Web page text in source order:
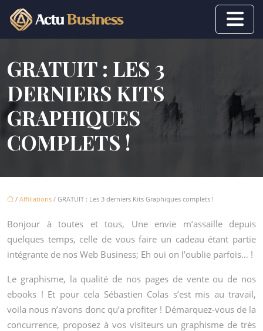
GRATUIT : LES 3
DERNIERS KITS
GRAPHIQUES
COMPLETS !
/ Affiliations / GRATUIT : Les 3 derniers Kits Graphiques complets !
Bonjour à toutes et tous, Une envie m’assaille depuis
quelques temps, celle de vous faire un cadeau étant partie
intégrante de nos Web Business; Eh oui on l’oublie parfois… !
Le graphisme, la qualité de nos pages de vente ou de nos
ebooks ! Et pour cela Sébastien Colas s’est mis au travail,
voila nous n’avons donc qu’a profiter ! Démarquez-vous de la
concurrence, proposez à vos visiteurs un graphisme de très